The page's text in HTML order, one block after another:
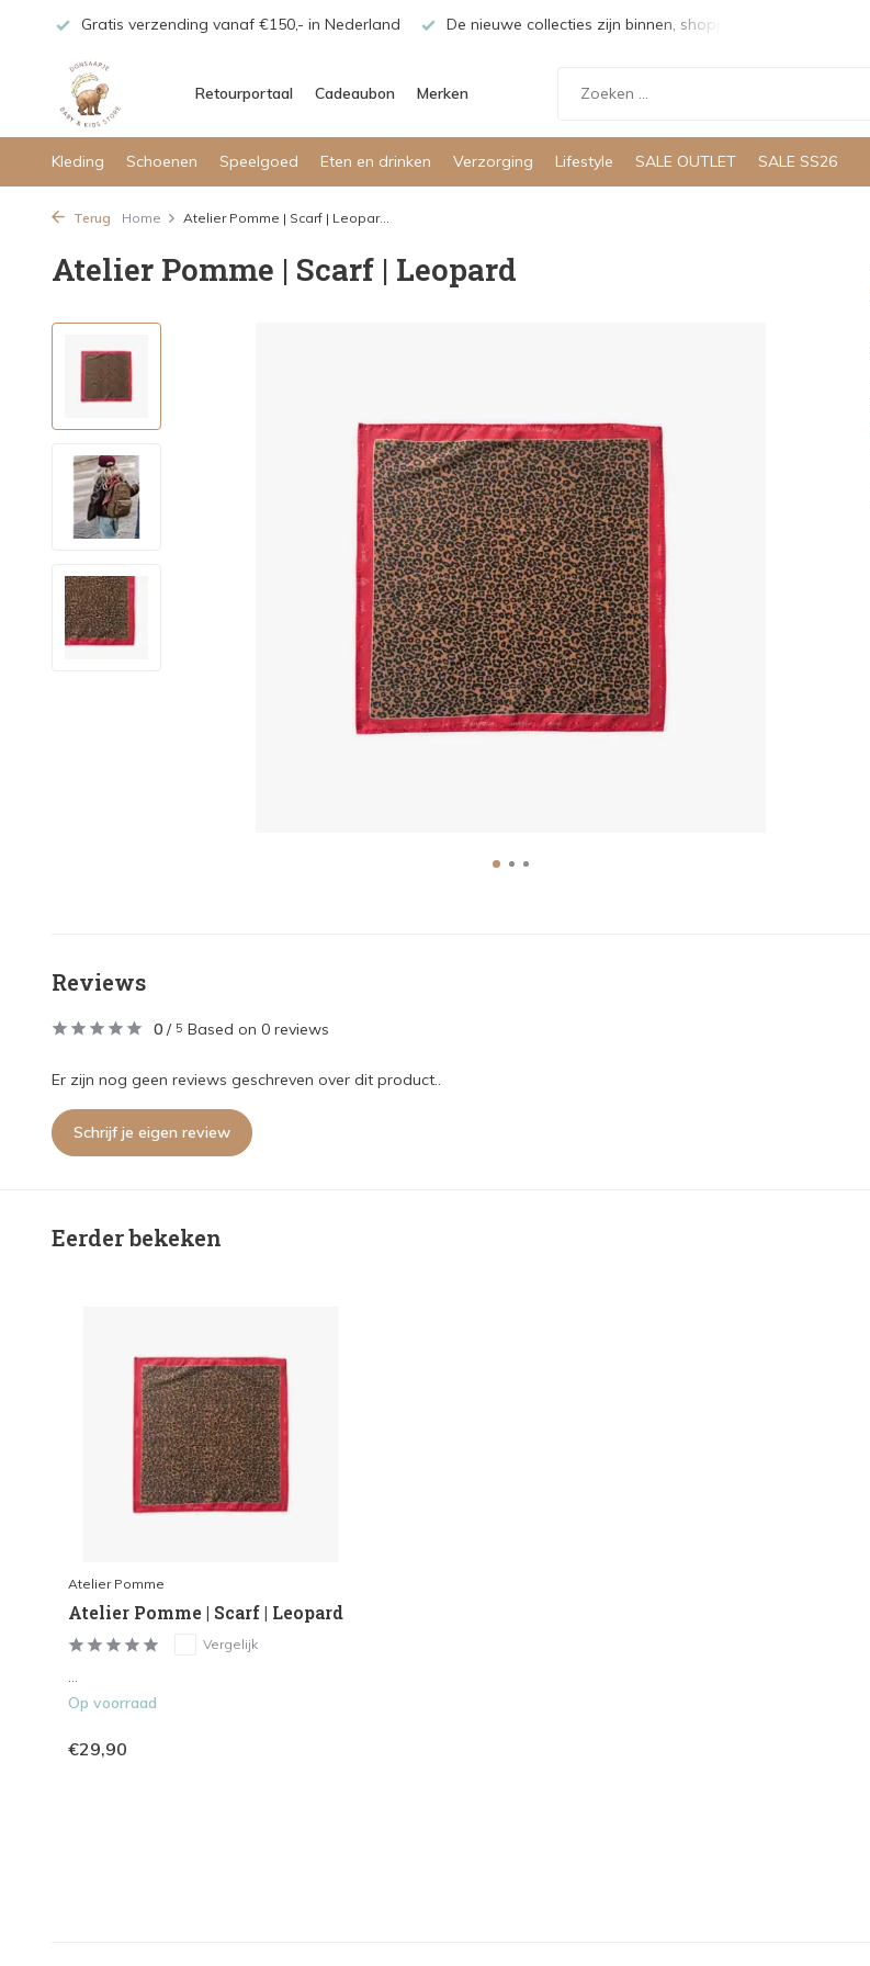
Gratis verzending vanaf €150,- in Nederland De nieuwe collecties zijn binnen, shoppen maar!
Retourportaal Cadeaubon Merken
Kleding Schoenen Speelgoed Eten en drinken Verzorging Lifestyle SALE OUTLET SALE SS26
Terug Home Atelier Pomme | Scarf | Leopar...
Atelier Pomme | Scarf | Leopard
Reviews
0 / 5 Based on 0 reviews
Er zijn nog geen reviews geschreven over dit product..
Schrijf je eigen review
Eerder bekeken
Atelier Pomme
Atelier Pomme | Scarf | Leopard
Vergelijk
Op voorraad
€29,90